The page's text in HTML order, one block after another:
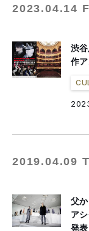
2023.04.14
渋
作
2019.04.09
父
ア
発表